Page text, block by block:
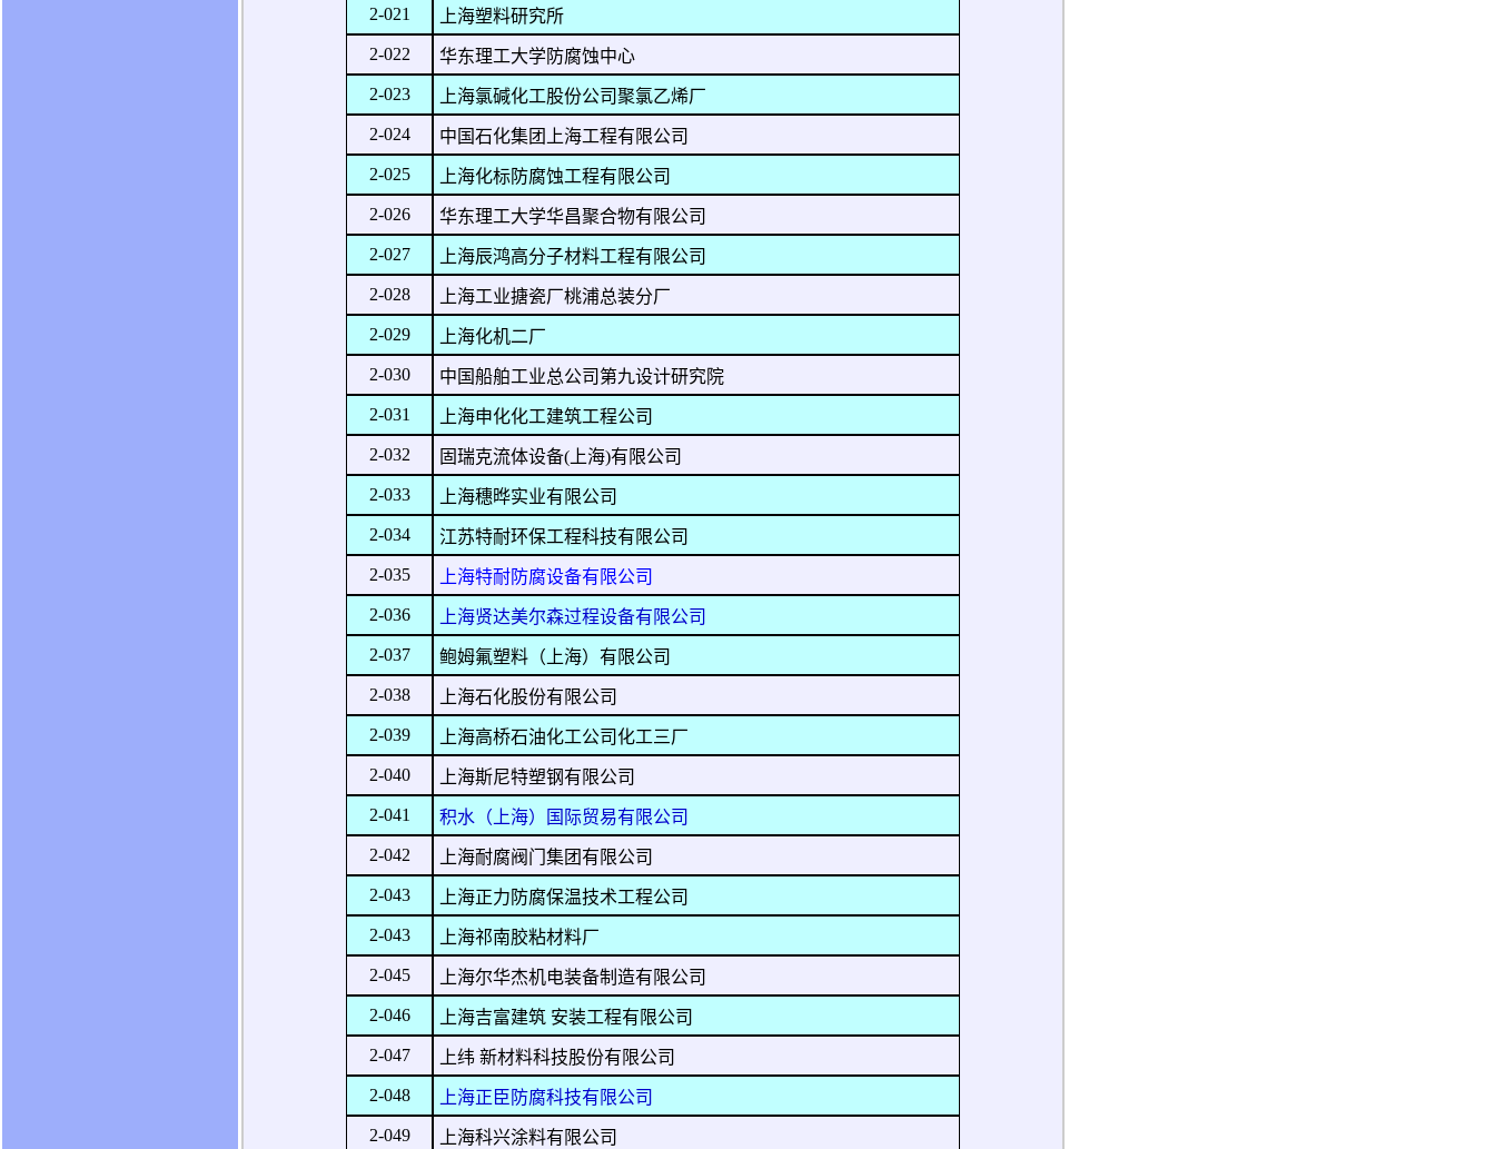
2-021
上海塑料研究所
2-022
华东理工大学防腐蚀中心
2-023
上海氯碱化工股份公司聚氯乙烯厂
2-024
中国石化集团上海工程有限公司
2-025
上海化标防腐蚀工程有限公司
2-026
华东理工大学华昌聚合物有限公司
2-027
上海辰鸿高分子材料工程有限公司
2-028
上海工业搪瓷厂桃浦总装分厂
2-029
上海化机二厂
2-030
中国船舶工业总公司第九设计研究院
2-031
上海申化化工建筑工程公司
2-032
固瑞克流体设备(上海)有限公司
2-033
上海穗晔实业有限公司
2-034
江苏特耐环保工程科技有限公司
2-035
上海特耐防腐设备有限公司
2-036
上海贤达美尔森过程设备有限公司
2-037
鲍姆氟塑料（上海）有限公司
2-038
上海石化股份有限公司
2-039
上海高桥石油化工公司化工三厂
2-040
上海斯尼特塑钢有限公司
2-041
积水（上海）国际贸易有限公司
2-042
上海耐腐阀门集团有限公司
2-043
上海正力防腐保温技术工程公司
2-043
上海祁南胶粘材料厂
2-045
上海尔华杰机电装备制造有限公司
2-046
上海吉富建筑 安装工程有限公司
2-047
上纬 新材料科技股份有限公司
2-048
上海正臣防腐科技有限公司
2-049
上海科兴涂料有限公司